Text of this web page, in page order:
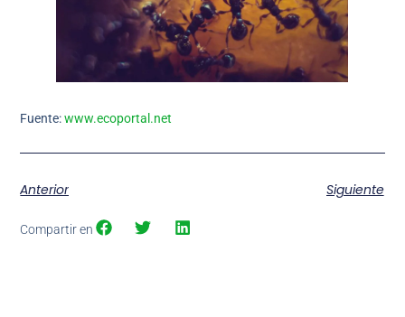
Fuente:www.ecoportal.net
Anterior Siguiente
Compartir en